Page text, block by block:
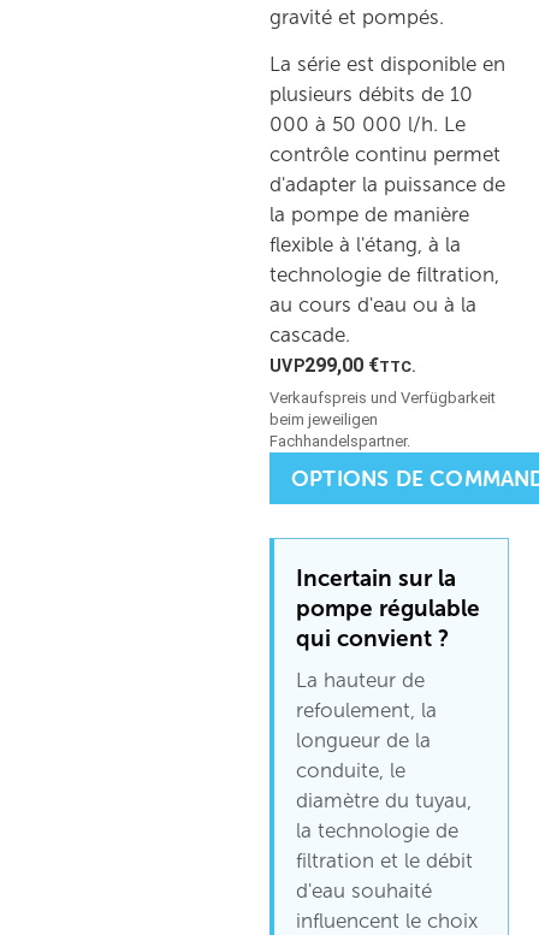
gravité et pompés.
La série est disponible en
plusieurs débits de 10
000 à 50 000 l/h. Le
contrôle continu permet
d'adapter la puissance de
la pompe de manière
flexible à l'étang, à la
technologie de filtration,
au cours d'eau ou à la
cascade.
299,00 €TTC.
OPTIONS DE
Incertain sur la
pompe régulable
qui convient ?
La hauteur de
refoulement, la
longueur de la
conduite, le
diamètre du tuyau,
la technologie de
filtration et le débit
d'eau souhaité
influencent le choix